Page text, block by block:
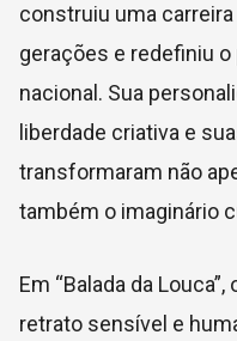
construiu uma
gerações e redefiniu
nacional. Sua
liberdade criativa e
transformaram não
também o imaginário
Em “Balada da
retrato sensível e